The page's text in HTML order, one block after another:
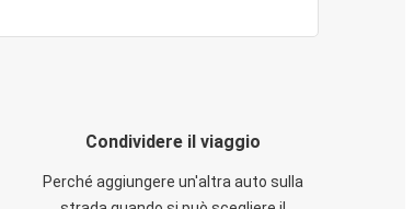
Condividere il viaggio
Perché aggiungere un'altra auto sulla